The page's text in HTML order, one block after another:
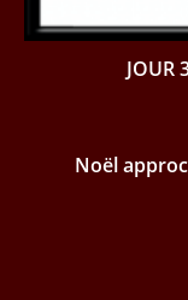
JOUR
Noël